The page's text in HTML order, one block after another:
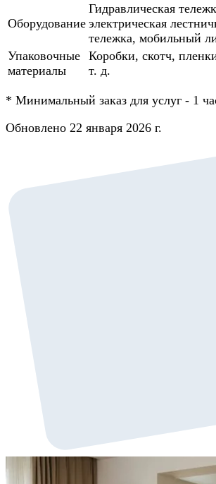
Оборудование
Гидравлическая
электрическая
тележка, мобильный
Упаковочные
материалы
Коробки, скотч,
т. д.
* Минимальный заказ для услуг - 1
Обновлено 22 января 2026 г.